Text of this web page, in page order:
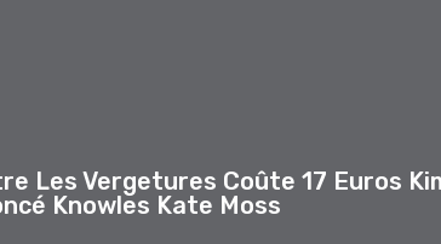
Les Vergetures Coûte 17 Euros
Knowles Kate Moss